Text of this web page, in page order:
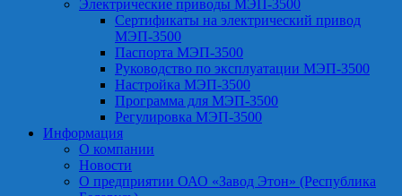
Электрические приводы МЭП-3500
Сертификаты на электрический привод
МЭП-3500
Паспорта МЭП-3500
Руководство по эксплуатации МЭП-3500
Настройка МЭП-3500
Программа для МЭП-3500
Регулировка МЭП-3500
Информация
О компании
Новости
О предприятии ОАО «Завод Этон» (Республика